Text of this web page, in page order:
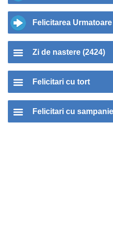
Felicitarea Urmatoare
Zi de nastere (2424)
Felicitari cu tort
Felicitari cu sampanie